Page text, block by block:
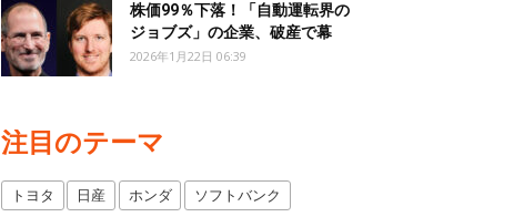
株価99％下落！「自動運転界の
ジョブズ」の企業、破産で幕
2026年1月22日 06:39
注目のテーマ
トヨタ 日産 ホンダ ソフトバンク